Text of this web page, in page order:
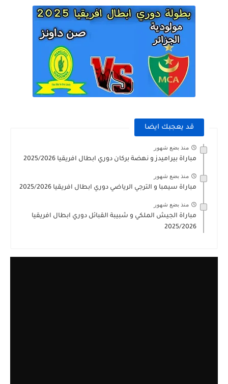
قد يعجبك ايضا
منذ بضع شهور
مباراة بيراميدز و نهضة بركان دوري ابطال افريقيا 2025/2026
منذ بضع شهور
مباراة سيمبا و الترجي الرياضي دوري ابطال افريقيا 2025/2026
منذ بضع شهور
مباراة الجيش الملكي و شبيبة القبائل دوري ابطال افريقيا
2025/2026